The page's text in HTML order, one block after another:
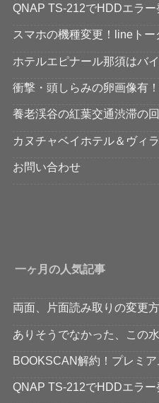
QNAP TS-212でHDDエラー
スマホの機種変更！lineト
ホテルエピナール那須はバ
衝撃・頭しらみの卵画像有
養老渓谷の紅葉交通渋滞の
カヌチャベイホテル＆ヴィ
お問い合わせ
一ヶ月の人気記事
両面、片面読み取りの変更
ありそうでなかった、この
BOOKSCAN解約！プレミ
QNAP TS-212でHDDエラー